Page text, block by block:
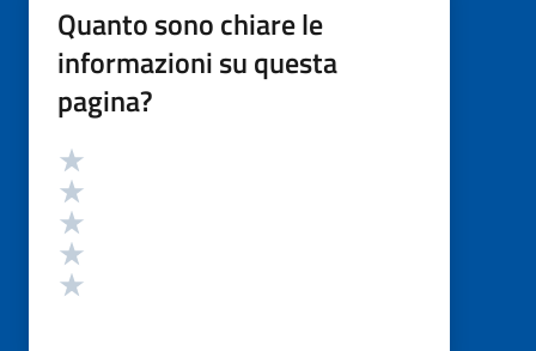
Quanto sono chiare le
informazioni su questa
pagina?
Valutazione